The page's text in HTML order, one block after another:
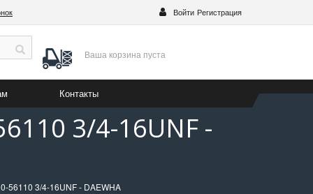
Войти Регистрация
Ваша корзина пуста
Контакты
3/4-16UNF -
56110 3/4-16UNF - DAEWHA